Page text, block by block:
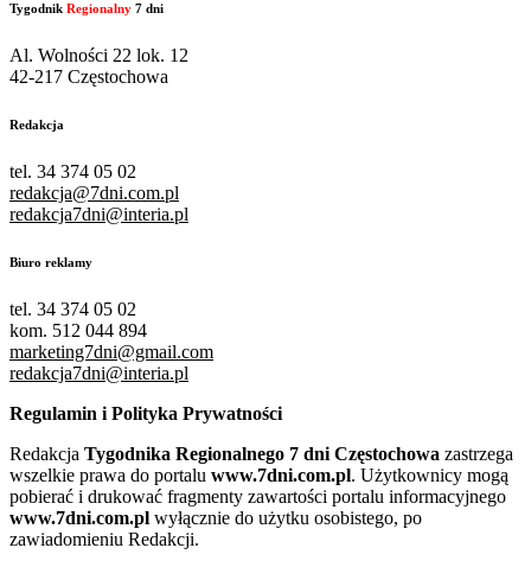
Tygodnik Regionalny 7 dni
Al. Wolności 22 lok. 12
42-217 Częstochowa
Redakcja
tel. 34 374 05 02
redakcja@7dni.com.pl
redakcja7dni@interia.pl
Biuro reklamy
tel. 34 374 05 02
kom. 512 044 894
marketing7dni@gmail.com
redakcja7dni@interia.pl
Regulamin i Polityka Prywatności
Redakcja Tygodnika Regionalnego 7 dni Częstochowa zastrzega
wszelkie prawa do portalu www.7dni.com.pl. Użytkownicy mogą
pobierać i drukować fragmenty zawartości portalu informacyjnego
www.7dni.com.pl wyłącznie do użytku osobistego, po
zawiadomieniu Redakcji.